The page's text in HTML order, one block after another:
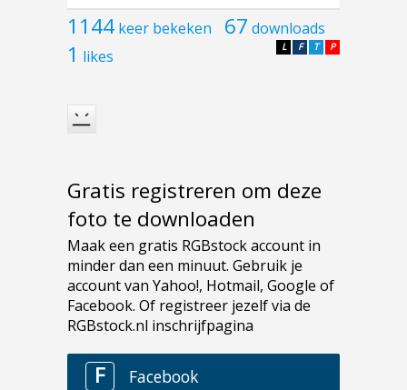
1144 keer bekeken 67 downloads
1 likes P
T
F
L
Gratis registreren om deze
foto te downloaden